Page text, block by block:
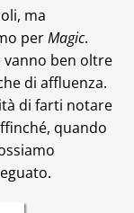
ma
perMagic.
vanno ben oltre
di affluenza.
di farti notare
quando